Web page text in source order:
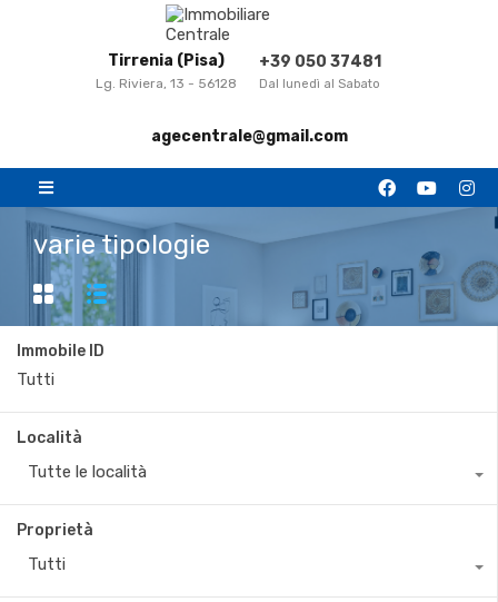
Tirrenia (Pisa)
Lg. Riviera, 13 - 56128
+39 050 37481
Dal lunedì al Sabato
agecentrale@gmail.com
varie tipologie
Immobile ID
Località
Tutte le località
Proprietà
Tutti